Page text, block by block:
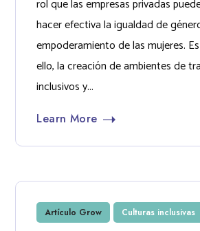
rol que las empresas privadas
hacer efectiva la igualdad de
empoderamiento de las mujeres.
ello, la creación de ambientes de
inclusivos y...
Learn More
Artículo Grow Culturas inclusivas